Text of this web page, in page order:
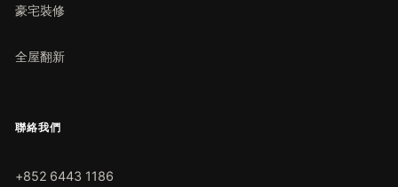
豪宅裝修
全屋翻新
聯絡我們
+852 6443 1186